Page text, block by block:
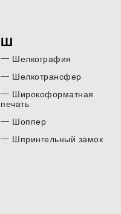
Ш
Шелкография
Шелкотрансфер
Широкоформатная
печать
Шоппер
Шпрингельный замок